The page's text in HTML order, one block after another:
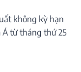
không kỳ hạn
Á từ tháng thứ 25